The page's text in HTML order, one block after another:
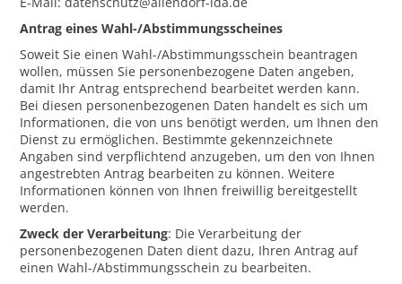
Antrag eines Wahl-/Abstimmungsscheines
Soweit Sie einen Wahl-/Abstimmungsschein beantragen
wollen, müssen Sie personenbezogene Daten angeben,
damit Ihr Antrag entsprechend bearbeitet werden kann.
Bei diesen personenbezogenen Daten handelt es sich um
Informationen, die von uns benötigt werden, um Ihnen den
Dienst zu ermöglichen. Bestimmte gekennzeichnete
Angaben sind verpflichtend anzugeben, um den von Ihnen
angestrebten Antrag bearbeiten zu können. Weitere
Informationen können von Ihnen freiwillig bereitgestellt
werden.
Zweck der Verarbeitung: Die Verarbeitung der
personenbezogenen Daten dient dazu, Ihren Antrag auf
einen Wahl-/Abstimmungsschein zu bearbeiten.